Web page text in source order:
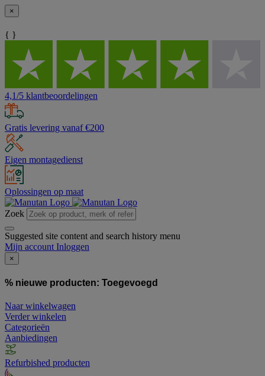
×
{ }
4,1/5 klantbeoordelingen
Gratis levering vanaf €200
Eigen montagedienst
Oplossingen op maat
Zoek
Suggested site content and search history menu
Mijn account Inloggen
×
% nieuwe producten: Toegevoegd
Naar winkelwagen
Verder winkelen
Categorieën
Aanbiedingen
Refurbished producten